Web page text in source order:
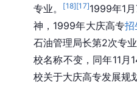
专业。
[18][17]1999年1
神，1999年大庆高专招
石油管理局长第2次专
校名称不变，同年11
校关于大庆高专发展规